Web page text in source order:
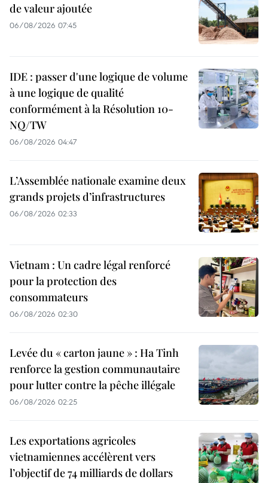
de valeur ajoutée
06/08/2026 07:45
IDE : passer d'une logique de volume
à une logique de qualité
conformément à la Résolution 10-
NQ/TW
06/08/2026 04:47
L’Assemblée nationale examine deux
grands projets d’infrastructures
06/08/2026 02:33
Vietnam : Un cadre légal renforcé
pour la protection des
consommateurs
06/08/2026 02:30
Levée du « carton jaune » : Ha Tinh
renforce la gestion communautaire
pour lutter contre la pêche illégale
06/08/2026 02:25
Les exportations agricoles
vietnamiennes accélèrent vers
l’objectif de 74 milliards de dollars